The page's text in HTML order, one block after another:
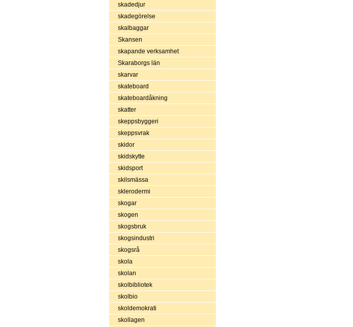
skadedjur
skadegörelse
skalbaggar
Skansen
skapande verksamhet
Skaraborgs län
skarvar
skateboard
skateboardåkning
skatter
skeppsbyggeri
skeppsvrak
skidor
skidskytte
skidsport
skilsmässa
sklerodermi
skogar
skogen
skogsbruk
skogsindustri
skogsrå
skola
skolan
skolbibliotek
skolbio
skoldemokrati
skollagen